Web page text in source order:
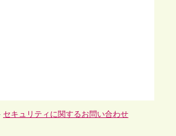
セキュリティに関するお問い合わせ